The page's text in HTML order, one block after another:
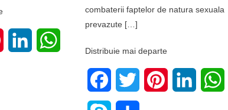
PinterestLinkedIn
combaterii faptelor de natura sexuala
prevazute […]
Distribuie mai departe
FacebookTwitter PinterestLinkedIn